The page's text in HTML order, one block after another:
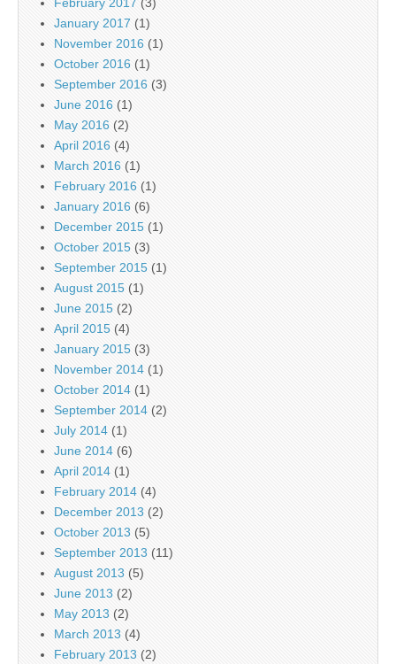
February 2017 (3)
January 2017 (1)
November 2016 (1)
October 2016 (1)
September 2016 (3)
June 2016 (1)
May 2016 (2)
April 2016 (4)
March 2016 (1)
February 2016 (1)
January 2016 (6)
December 2015 (1)
October 2015 (3)
September 2015 (1)
August 2015 (1)
June 2015 (2)
April 2015 (4)
January 2015 (3)
November 2014 (1)
October 2014 (1)
September 2014 (2)
July 2014 (1)
June 2014 (6)
April 2014 (1)
February 2014 (4)
December 2013 (2)
October 2013 (5)
September 2013 (11)
August 2013 (5)
June 2013 (2)
May 2013 (2)
March 2013 (4)
February 2013 (2)